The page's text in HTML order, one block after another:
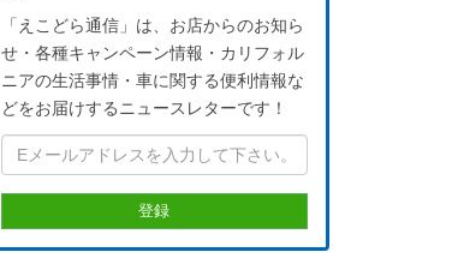
「えこどら通信」は、お店からのお知ら
せ・各種キャンペーン情報・カリフォル
ニアの生活事情・車に関する便利情報な
どをお届けするニュースレターです！